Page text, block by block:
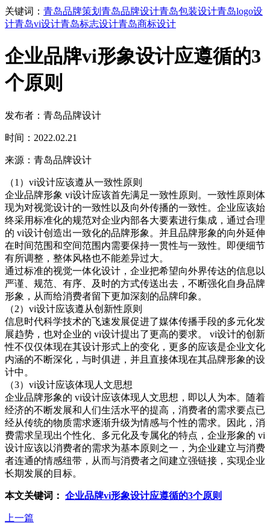
关键词： 青岛品牌策划 青岛品牌设计青岛包装设计青岛logo设
计青岛vi设计青岛标志设计青岛商标设计
企业品牌vi形象设计应遵循的3
个原则
发布者：青岛品牌设计
时间：2022.02.21
来源：青岛品牌设计
（1）vi设计应该遵从一致性原则
企业品牌形象 vi设计应该首先满足一致性原则。一致性原则体
现为对视觉设计的一致性以及向外传播的一致性。企业应该始
终采用标准化的规范对企业内部各大要素进行集成，通过合理
的 vi设计创造出一致化的品牌形象。并且品牌形象的向外延伸
在时间范围和空间范围内需要保持一贯性与一致性。即便细节
有所调整，整体风格也不能差异过大。
通过标准的视觉一体化设计，企业把希望向外界传达的信息以
严谨、规范、有序、及时的方式传送出去，不断强化自身品牌
形象，从而给消费者留下更加深刻的品牌印象。
（2）vi设计应该遵从创新性原则
信息时代科学技术的飞速发展促进了媒体传播手段的多元化发
展趋势，也对企业的 vi设计提出了更高的要求。 vi设计的创新
性不仅仅体现在其设计形式上的变化，更多的应该是企业文化
内涵的不断深化，与时俱进，并且直接体现在其品牌形象的设
计中。
（3）vi设计应该体现人文思想
企业品牌形象的 vi设计应该体现人文思想，即以人为本。随着
经济的不断发展和人们生活水平的提高，消费者的需求要点已
经从传统的物质需求逐渐升级为情感与个性的需求。因此，消
费需求呈现出个性化、多元化及专属化的特点，企业形象的 vi
设计应该以消费者的需求为基本原则之一，为企业建立与消费
者连通的情感纽带，从而与消费者之间建立强链接，实现企业
长期发展的目标。
本文关键词： 企业品牌vi形象设计应遵循的3个原则
上一篇